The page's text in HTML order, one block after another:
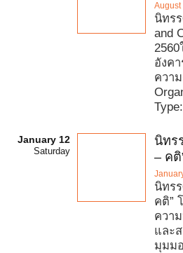
August
นิทร
and
อังค
ควา
Type:
January 12
Saturday
นิทร
– คติ
นิทร
คติ”
ควา
และ
มุมม